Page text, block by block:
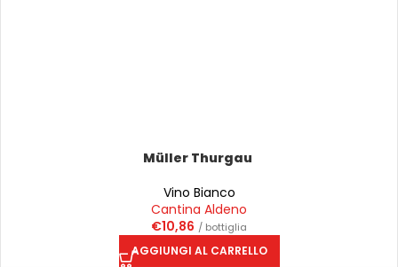
Müller Thurgau
Vino Bianco
Cantina Aldeno
€10,86 / bottiglia
AGGIUNGI AL CARRELLO